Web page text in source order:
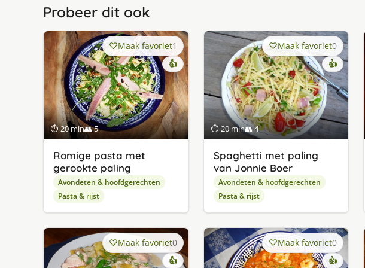
Probeer dit ook
⏱ 20 min👥 5
Maak favoriet1
👍
Romige pasta met
gerookte paling
Avondeten & hoofdgerechten
Pasta & rijst
⏱ 20 min👥 4
Maak favoriet0
👍
Spaghetti met paling
van Jonnie Boer
Avondeten & hoofdgerechten
Pasta & rijst
Maak favoriet0
👍
Maak favoriet0
👍